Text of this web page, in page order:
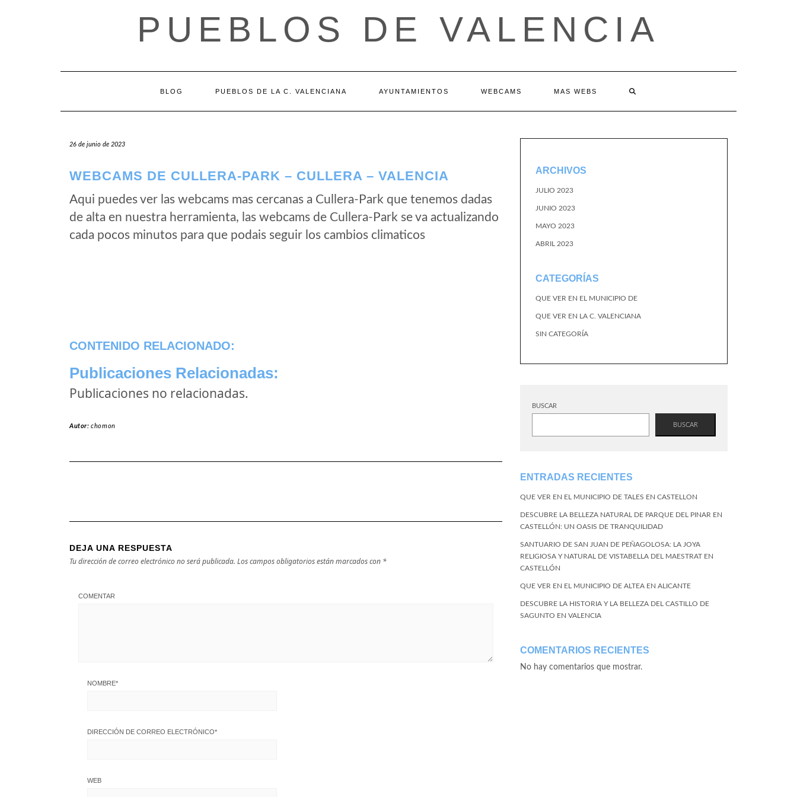
PUEBLOS DE VALENCIA
BLOG PUEBLOS DE LA C. VALENCIANA AYUNTAMIENTOS WEBCAMS MAS WEBS
26 de junio de 2023
WEBCAMS DE CULLERA-PARK – CULLERA – VALENCIA
Aqui puedes ver las webcams mas cercanas a Cullera-Park que tenemos dadas
de alta en nuestra herramienta, las webcams de Cullera-Park se va actualizando
cada pocos minutos para que podais seguir los cambios climaticos
CONTENIDO RELACIONADO:
Publicaciones Relacionadas:
Publicaciones no relacionadas.
Autor:chomon
DEJA UNA RESPUESTA
Tu dirección de correo electrónico no será publicada. Los campos obligatorios están marcados con *
COMENTAR
NOMBRE*
DIRECCIÓN DE CORREO ELECTRÓNICO*
WEB
ARCHIVOS
JULIO 2023
JUNIO 2023
MAYO 2023
ABRIL 2023
CATEGORÍAS
QUE VER EN EL MUNICIPIO DE
QUE VER EN LA C. VALENCIANA
SIN CATEGORÍA
BUSCAR
BUSCAR
ENTRADAS RECIENTES
QUE VER EN EL MUNICIPIO DE TALES EN CASTELLON
DESCUBRE LA BELLEZA NATURAL DE PARQUE DEL PINAR EN
CASTELLÓN: UN OASIS DE TRANQUILIDAD
SANTUARIO DE SAN JUAN DE PEÑAGOLOSA: LA JOYA
RELIGIOSA Y NATURAL DE VISTABELLA DEL MAESTRAT EN
CASTELLÓN
QUE VER EN EL MUNICIPIO DE ALTEA EN ALICANTE
DESCUBRE LA HISTORIA Y LA BELLEZA DEL CASTILLO DE
SAGUNTO EN VALENCIA
COMENTARIOS RECIENTES
No hay comentarios que mostrar.